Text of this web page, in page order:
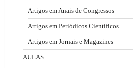
Artigos em Anais de Congressos
Artigos em Periódicos Científicos
Artigos em Jornais e Magazines
AULAS